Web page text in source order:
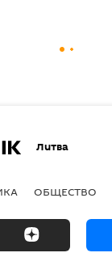
Литва
ОБЩЕСТВО